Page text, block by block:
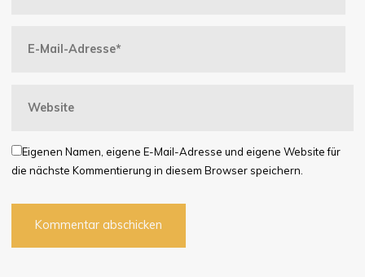
Eigenen Namen, eigene E-Mail-Adresse und eigene Website für
die nächste Kommentierung in diesem Browser speichern.